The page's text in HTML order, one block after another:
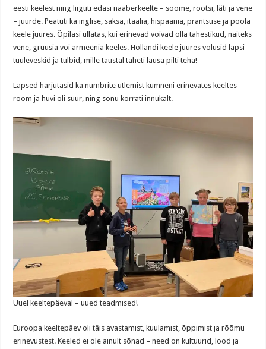
eesti keelest ning liiguti edasi naaberkeelte – soome, rootsi, läti ja vene
– juurde. Peatuti ka inglise, saksa, itaalia, hispaania, prantsuse ja poola
keele juures. Õpilasi üllatas, kui erinevad võivad olla tähestikud, näiteks
vene, gruusia või armeenia keeles. Hollandi keele juures võlusid lapsi
tuuleveskid ja tulbid, mille taustal taheti lausa pilti teha!
Lapsed harjutasid ka numbrite ütlemist kümneni erinevates keeltes –
rõõm ja huvi oli suur, ning sõnu korrati innukalt.
Uuel keeltepäeval – uued teadmised!
Euroopa keeltepäev oli täis avastamist, kuulamist, õppimist ja rõõmu
erinevustest. Keeled ei ole ainult sõnad – need on kultuurid, lood ja